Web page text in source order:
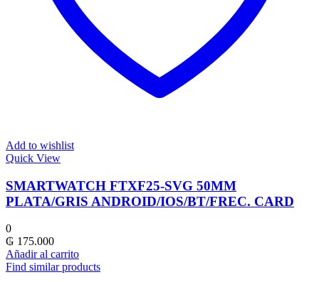
Add to wishlist
Quick View
SMARTWATCH FTXF25-SVG 50MM
PLATA/GRIS ANDROID/IOS/BT/FREC. CARD
0
₲ 175.000
Añadir al carrito
Find similar products